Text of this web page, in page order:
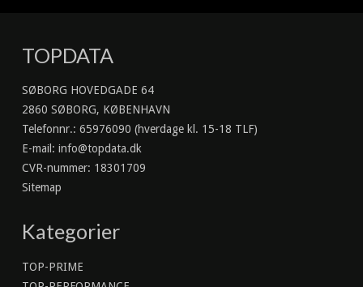
TOPDATA
SØBORG HOVEDGADE 64
2860 SØBORG, KØBENHAVN
Telefonnr.: 65976090 (hverdage kl. 15-18 TLF)
E-mail : info@topdata.dk
CVR-nummer: 18301709
Sitemap
Kategorier
TOP-PRIME